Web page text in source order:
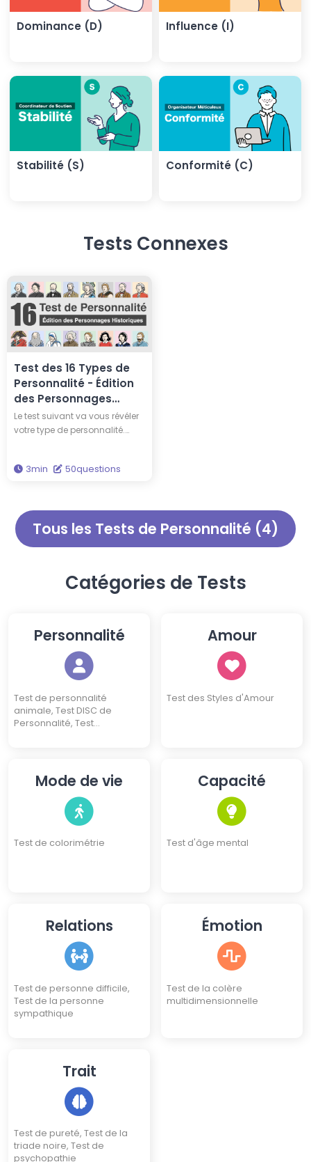
Dominance (D) Influence (I)
Stabilité (S) Conformité (C)
Tests Connexes
Test des 16 Types de
Personnalité - Édition
des Personnages
Historiques
Le test suivant va vous révéler
votre type de personnalité.
grand personnage
personnalité que Thomas
Edison ou Albert Einstein ?
Découvrez tout de suite votre
3min 50questions
Tous les Tests de Personnalité (4)
Catégories de Tests
Personnalité
Test de personnalité
animale, Test DISC de
Personnalité, Test
Amour
Test des Styles d'Amour
Mode de vie
Test de colorimétrie
Capacité
Test d'âge mental
Relations
Test de personne difficile,
Test de la personne
sympathique
Émotion
Test de la colère
multidimensionnelle
Trait
Test de pureté, Test de la
triade noire, Test de
psychopathie